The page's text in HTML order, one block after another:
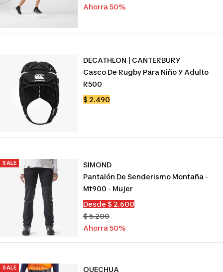
venta
normal
Ahorra 50%
DECATHLON | CANTERBURY
Casco De Rugby Para Niño Y Adulto
R500
Precio
$ 2.490
SALE
SIMOND
Pantalón De Senderismo Montaña -
Mt900 - Mujer
Precio
de
venta
Desde $ 2.600
Precio
normal
$ 5.200
Ahorra 50%
SALE QUECHUA